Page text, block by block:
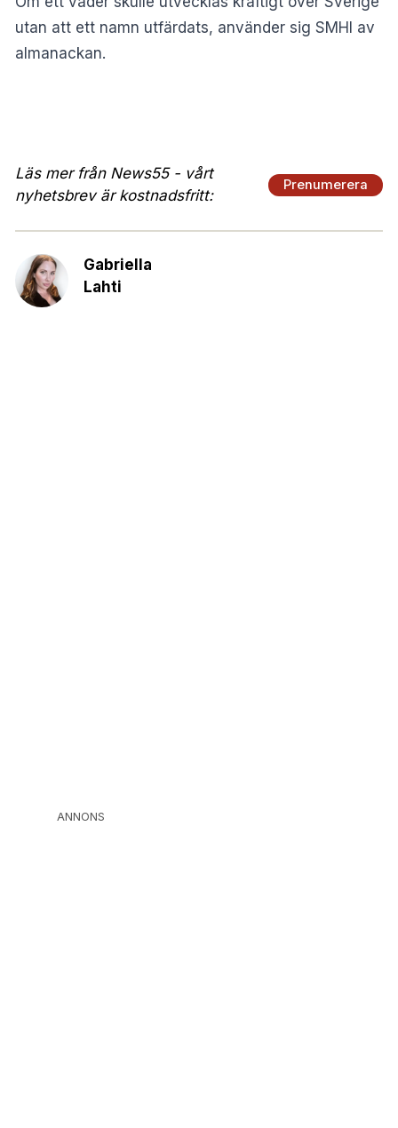
utan att ett namn utfärdats, använder sig SMHI av
almanackan.
Läs mer från News55 - vårt
nyhetsbrev är kostnadsfritt:
Prenumerera
Gabriella
Lahti
ANNONS